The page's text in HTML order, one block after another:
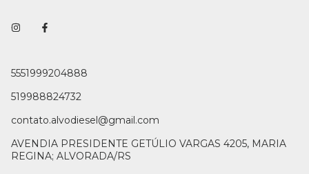
5551999204888
519988824732
contato.alvodiesel@gmail.com
AVENDIA PRESIDENTE GETÚLIO VARGAS 4205, MARIA
REGINA; ALVORADA/RS